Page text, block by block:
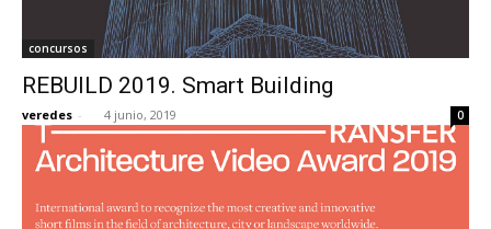
concursos
REBUILD 2019. Smart Building
veredes - 4 junio, 2019 0